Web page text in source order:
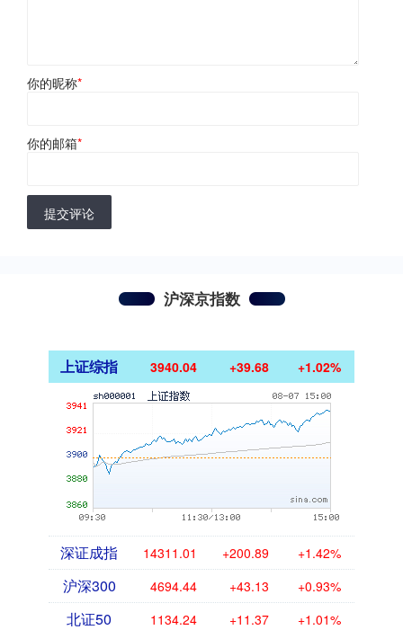
你的昵称*
你的邮箱*
提交评论
沪深京指数
上证综指 3940.04 +39.68 +1.02%
深证成指 14311.01 +200.89 +1.42%
沪深300 4694.44 +43.13 +0.93%
北证50 1134.24 +11.37 +1.01%